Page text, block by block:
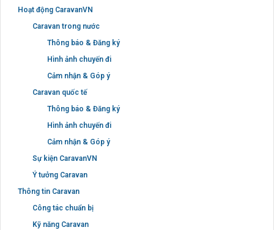
Hoạt động CaravanVN
Caravan trong nước
Thông báo & Đăng ký
Hình ảnh chuyến đi
Cảm nhận & Góp ý
Caravan quốc tế
Thông báo & Đăng ký
Hình ảnh chuyến đi
Cảm nhận & Góp ý
Sự kiện CaravanVN
Ý tưởng Caravan
Thông tin Caravan
Công tác chuẩn bị
Kỹ năng Caravan